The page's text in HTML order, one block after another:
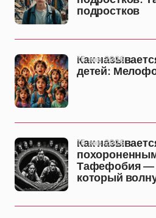
подростков
Как
детей:
16 янв 2026
Как
Тафефобия —
который
16 янв 2026